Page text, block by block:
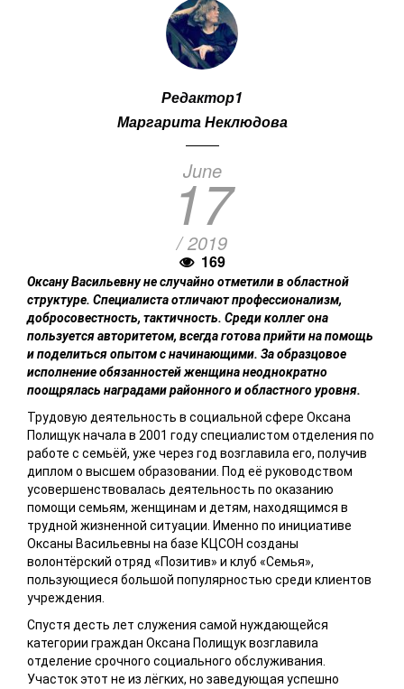
Редактор1
Маргарита Неклюдова
June
17
/ 2019
169
Оксану Васильевну не случайно отметили в областной
структуре. Специалиста отличают профессионализм,
добросовестность, тактичность. Среди коллег она
пользуется авторитетом, всегда готова прийти на помощь
и поделиться опытом с начинающими. За образцовое
исполнение обязанностей женщина неоднократно
поощрялась наградами районного и областного уровня.
Трудовую деятельность в социальной сфере Оксана
Полищук начала в 2001 году специалистом отделения по
работе с семьёй, уже через год возглавила его, получив
диплом о высшем образовании. Под её руководством
усовершенствовалась деятельность по оказанию
помощи семьям, женщинам и детям, находящимся в
трудной жизненной ситуации. Именно по инициативе
Оксаны Васильевны на базе КЦСОН созданы
волонтёрский отряд «Позитив» и клуб «Семья»,
пользующиеся большой популярностью среди клиентов
учреждения.
Спустя десть лет служения самой нуждающейся
категории граждан Оксана Полищук возглавила
отделение срочного социального обслуживания.
Участок этот не из лёгких, но заведующая успешно